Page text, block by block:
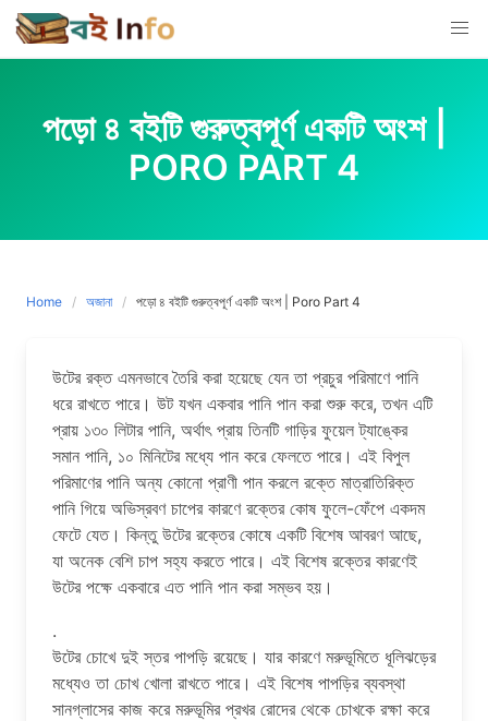
Skip
to
content
পড়ো ৪ বইটি গুরুত্বপূর্ণ একটি অংশ |
PORO PART 4
Home অজানা পড়ো ৪ বইটি গুরুত্বপূর্ণ একটি অংশ | Poro Part 4
উটের রক্ত এমনভাবে তৈরি করা হয়েছে যেন তা প্রচুর পরিমাণে পানি
ধরে রাখতে পারে। উট যখন একবার পানি পান করা শুরু করে, তখন এটি
প্রায় ১৩০ লিটার পানি, অর্থাৎ প্রায় তিনটি গাড়ির ফুয়েল ট্যাঙ্কের
সমান পানি, ১০ মিনিটের মধ্যে পান করে ফেলতে পারে। এই বিপুল
পরিমাণের পানি অন্য কোনো প্রাণী পান করলে রক্তে মাত্রাতিরিক্ত
পানি গিয়ে অভিস্রবণ চাপের কারণে রক্তের কোষ ফুলে-ফেঁপে একদম
ফেটে যেত। কিন্তু উটের রক্তের কোষে একটি বিশেষ আবরণ আছে,
যা অনেক বেশি চাপ সহ্য করতে পারে। এই বিশেষ রক্তের কারণেই
উটের পক্ষে একবারে এত পানি পান করা সম্ভব হয়।
.
উটের চোখে দুই স্তর পাপড়ি রয়েছে। যার কারণে মরুভূমিতে ধূলিঝড়ের
মধ্যেও তা চোখ খোলা রাখতে পারে। এই বিশেষ পাপড়ির ব্যবস্থা
সানগ্লাসের কাজ করে মরুভূমির প্রখর রোদের থেকে চোখকে রক্ষা করে